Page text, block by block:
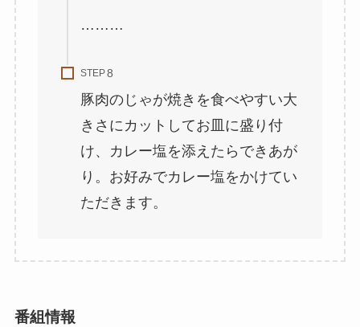
………
STEP
豚肉のじゃが焼きを食べやすい大
きさにカットしてお皿に盛り付
け、カレー塩を添えたらできあが
り。お好みでカレー塩をかけてい
ただきます。
番組情報